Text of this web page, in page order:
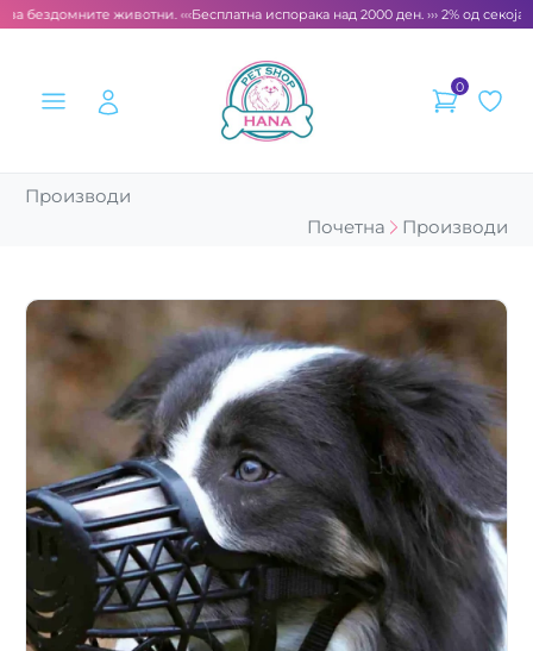
бездомните животни. ‹‹‹ Бесплатна испорака над 2000 ден. ››› 2% од секоја
0
Производи
Почетна
Производи